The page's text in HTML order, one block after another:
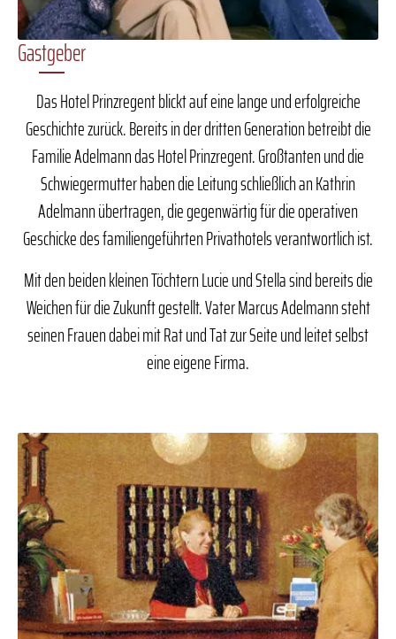
Gastgeber
Das Hotel Prinzregent blickt auf eine lange und erfolgreiche
Geschichte zurück. Bereits in der dritten Generation betreibt die
Familie Adelmann das Hotel Prinzregent. Großtanten und die
Schwiegermutter haben die Leitung schließlich an Kathrin
Adelmann übertragen, die gegenwärtig für die operativen
Geschicke des familiengeführten Privathotels verantwortlich ist.
Mit den beiden kleinen Töchtern Lucie und Stella sind bereits die
Weichen für die Zukunft gestellt. Vater Marcus Adelmann steht
seinen Frauen dabei mit Rat und Tat zur Seite und leitet selbst
eine eigene Firma.